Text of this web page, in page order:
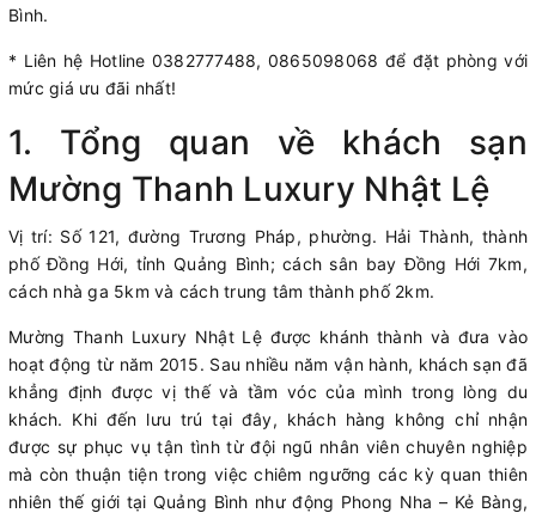
Bình.
* Liên hệ Hotline 0382777488, 0865098068 để đặt phòng với
mức giá ưu đãi nhất!
1. Tổng quan về khách sạn
Mường Thanh Luxury Nhật Lệ
Vị trí: Số 121, đường Trương Pháp, phường. Hải Thành, thành
phố Đồng Hới, tỉnh Quảng Bình; cách sân bay Đồng Hới 7km,
cách nhà ga 5km và cách trung tâm thành phố 2km.
Mường Thanh Luxury Nhật Lệ được khánh thành và đưa vào
hoạt động từ năm 2015. Sau nhiều năm vận hành, khách sạn đã
khẳng định được vị thế và tầm vóc của mình trong lòng du
khách. Khi đến lưu trú tại đây, khách hàng không chỉ nhận
được sự phục vụ tận tình từ đội ngũ nhân viên chuyên nghiệp
mà còn thuận tiện trong việc chiêm ngưỡng các kỳ quan thiên
nhiên thế giới tại Quảng Bình như động Phong Nha – Kẻ Bàng,